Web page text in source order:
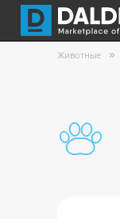
Животные